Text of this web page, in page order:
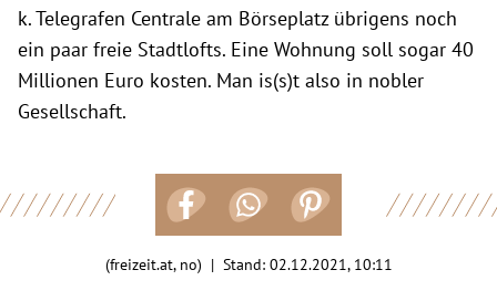
k. Telegrafen Centrale am Börseplatz übrigens noch
ein paar freie Stadtlofts. Eine Wohnung soll sogar 40
Millionen Euro kosten. Man is(s)t also in nobler
Gesellschaft.
(freizeit.at, no) | Stand: 02.12.2021, 10:11